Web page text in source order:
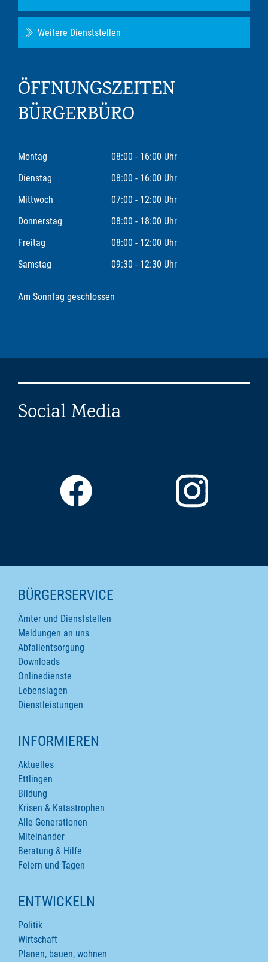
Weitere Dienststellen
ÖFFNUNGSZEITEN
BÜRGERBÜRO
Montag
08:00 - 16:00 Uhr
Dienstag
08:00 - 16:00 Uhr
Mittwoch
07:00 - 12:00 Uhr
Donnerstag
08:00 - 18:00 Uhr
Freitag
08:00 - 12:00 Uhr
Samstag
09:30 - 12:30 Uhr
Am Sonntag geschlossen
Social Media
SEITENINHALTE
BÜRGERSERVICE
Ämter und Dienststellen
Meldungen an uns
Abfallentsorgung
Downloads
Onlinedienste
Lebenslagen
Dienstleistungen
INFORMIEREN
Aktuelles
Ettlingen
Bildung
Krisen & Katastrophen
Alle Generationen
Miteinander
Beratung & Hilfe
Feiern und Tagen
ENTWICKELN
Politik
Wirtschaft
Planen, bauen, wohnen